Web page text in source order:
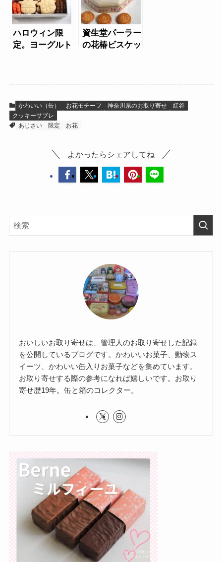
ハロウィン限
定。ヨーグルト
資生堂パーラー
の花椿ビスケッ
かわいい（缶） お花モチーフ 神奈川県のお取り寄せ
紅谷
クッキーサブレ
あじさい
限定 お花
よかったらシェアしてね
おいしいお取り寄せは、管理人のお取り寄せした記録
を公開しているブログです。かわいいお菓子、動物ス
イーツ、かわいい缶入りお菓子などを集めています。
お取り寄せする際の参考になれば嬉しいです。お取り
寄せ歴19年。缶と箱のコレクター。